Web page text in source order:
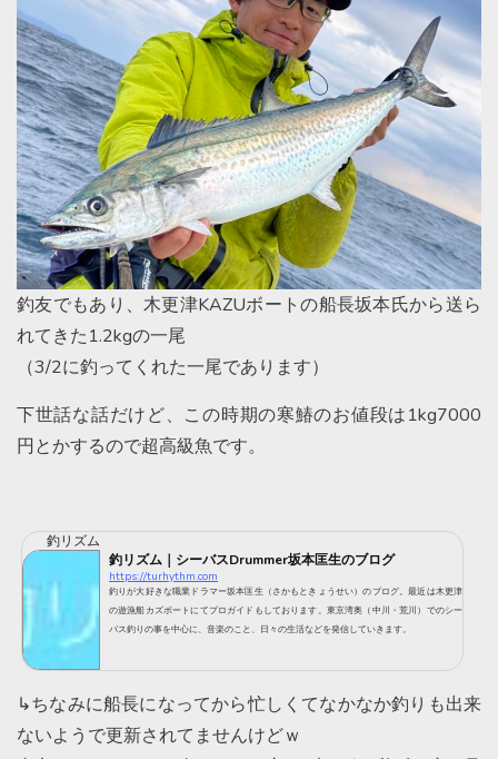
釣友でもあり、木更津KAZUボートの船長坂本氏から送ら
れてきた1.2kgの一尾
（3/2に釣ってくれた一尾であります）
下世話な話だけど、この時期の寒鰆のお値段は1kg7000
円とかするので超高級魚です。
釣リズム
釣リズム｜シーバスDrummer坂本匡生のブログ
https://turhythm.com
釣りが大好きな職業ドラマー坂本匡生（さかもときょうせい）のブログ。最近は木更津
の遊漁船カズボートにてプロガイドもしております。東京湾奥（中川・荒川）でのシー
バス釣りの事を中心に、音楽のこと、日々の生活などを発信していきます。
↳ちなみに船長になってから忙しくてなかなか釣りも出来
ないようで更新されてませんけどｗ